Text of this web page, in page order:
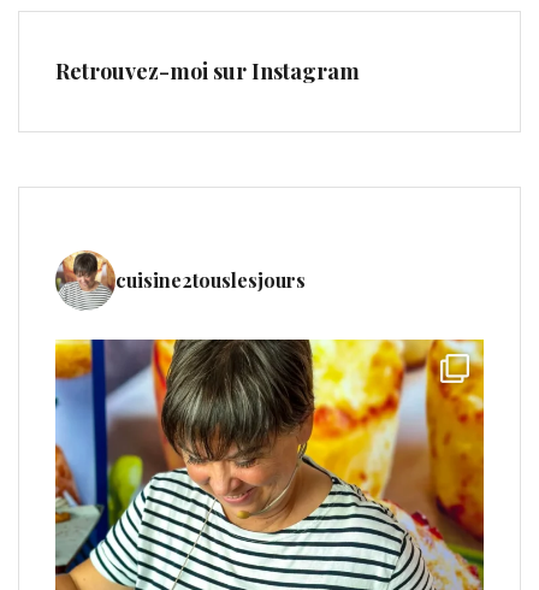
Retrouvez-moi sur Instagram
cuisine2touslesjours